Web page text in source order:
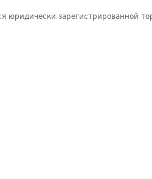
юридически зарегистрированной